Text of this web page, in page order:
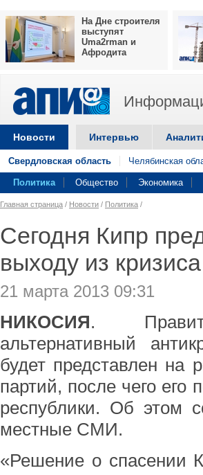
На Дне строителя
выступят
Uma2rman и
Афродита
Новости Интервью
Свердловская область Челябинская
Политика Общество Экономика
Главная страница / Новости / Политика /
Сегодня Кипр
выходу из кризиса
21 марта 2013 09:31
НИКОСИЯ.
альтернативный
будет представлен на
партий, после чего его
республики. Об этом
местные СМИ.
«Решение о спасении